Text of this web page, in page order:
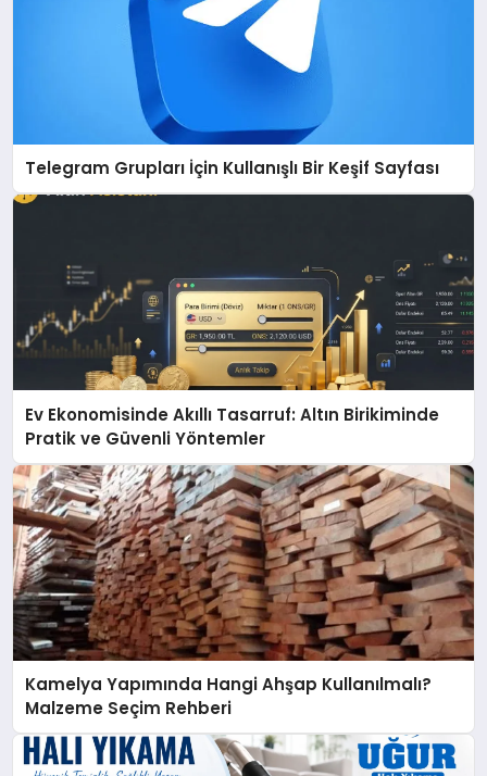
Telegram Grupları İçin Kullanışlı Bir Keşif Sayfası
Ev Ekonomisinde Akıllı Tasarruf: Altın Birikiminde
Pratik ve Güvenli Yöntemler
Kamelya Yapımında Hangi Ahşap Kullanılmalı?
Malzeme Seçim Rehberi